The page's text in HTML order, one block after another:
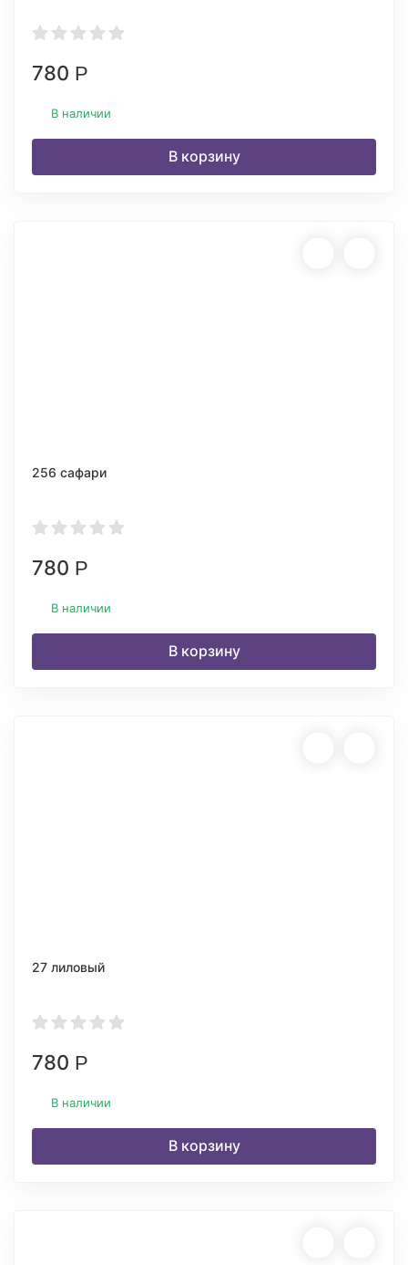
780 Р
В наличии
В корзину
256 сафари
780 Р
В наличии
В корзину
27 лиловый
780 Р
В наличии
В корзину